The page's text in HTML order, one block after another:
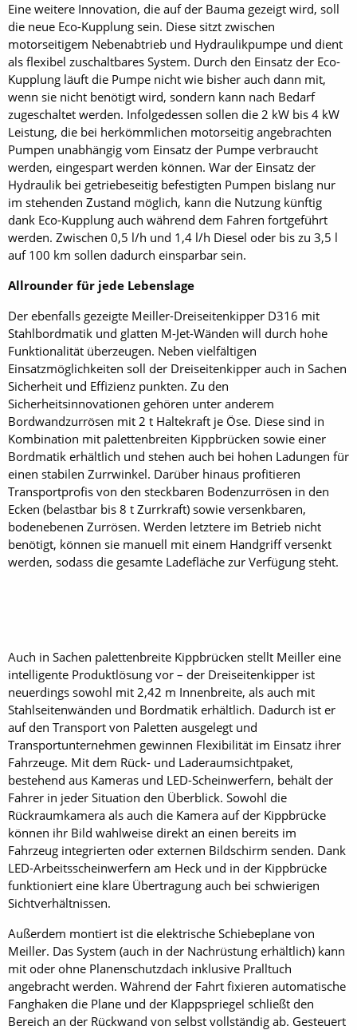
Eine weitere Innovation, die auf der Bauma gezeigt wird, soll
die neue Eco-Kupplung sein. Diese sitzt zwischen
motorseitigem Nebenabtrieb und Hydraulikpumpe und dient
als flexibel zuschaltbares System. Durch den Einsatz der Eco-
Kupplung läuft die Pumpe nicht wie bisher auch dann mit,
wenn sie nicht benötigt wird, sondern kann nach Bedarf
zugeschaltet werden. Infolgedessen sollen die 2 kW bis 4 kW
Leistung, die bei herkömmlichen motorseitig angebrachten
Pumpen unabhängig vom Einsatz der Pumpe verbraucht
werden, eingespart werden können. War der Einsatz der
Hydraulik bei getriebeseitig befestigten Pumpen bislang nur
im stehenden Zustand möglich, kann die Nutzung künftig
dank Eco-Kupplung auch während dem Fahren fortgeführt
werden. Zwischen 0,5 l/h und 1,4 l/h Diesel oder bis zu 3,5 l
auf 100 km sollen dadurch einsparbar sein.
Allrounder für jede Lebenslage
Der ebenfalls gezeigte Meiller-Dreiseitenkipper D316 mit
Stahlbordmatik und glatten M-Jet-Wänden will durch hohe
Funktionalität überzeugen. Neben vielfältigen
Einsatzmöglichkeiten soll der Dreiseitenkipper auch in Sachen
Sicherheit und Effizienz punkten. Zu den
Sicherheitsinnovationen gehören unter anderem
Bordwandzurrösen mit 2 t Haltekraft je Öse. Diese sind in
Kombination mit palettenbreiten Kippbrücken sowie einer
Bordmatik erhältlich und stehen auch bei hohen Ladungen für
einen stabilen Zurrwinkel. Darüber hinaus profitieren
Transportprofis von den steckbaren Bodenzurrösen in den
Ecken (belastbar bis 8 t Zurrkraft) sowie versenkbaren,
bodenebenen Zurrösen. Werden letztere im Betrieb nicht
benötigt, können sie manuell mit einem Handgriff versenkt
werden, sodass die gesamte Ladefläche zur Verfügung steht.
Auch in Sachen palettenbreite Kippbrücken stellt Meiller eine
intelligente Produktlösung vor – der Dreiseitenkipper ist
neuerdings sowohl mit 2,42 m Innenbreite, als auch mit
Stahlseitenwänden und Bordmatik erhältlich. Dadurch ist er
auf den Transport von Paletten ausgelegt und
Transportunternehmen gewinnen Flexibilität im Einsatz ihrer
Fahrzeuge. Mit dem Rück- und Laderaumsichtpaket,
bestehend aus Kameras und LED-Scheinwerfern, behält der
Fahrer in jeder Situation den Überblick. Sowohl die
Rückraumkamera als auch die Kamera auf der Kippbrücke
können ihr Bild wahlweise direkt an einen bereits im
Fahrzeug integrierten oder externen Bildschirm senden. Dank
LED-Arbeitsscheinwerfern am Heck und in der Kippbrücke
funktioniert eine klare Übertragung auch bei schwierigen
Sichtverhältnissen.
Außerdem montiert ist die elektrische Schiebeplane von
Meiller. Das System (auch in der Nachrüstung erhältlich) kann
mit oder ohne Planenschutzdach inklusive Pralltuch
angebracht werden. Während der Fahrt fixieren automatische
Fanghaken die Plane und der Klappspriegel schließt den
Bereich an der Rückwand von selbst vollständig ab. Gesteuert